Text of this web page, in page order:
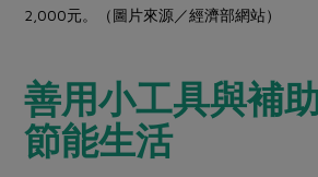
2,000元。（圖片來源／經濟部網站）
善用小工具與補
節能生活